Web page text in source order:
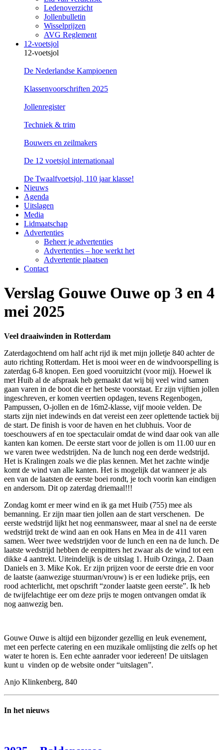
Ledenoverzicht
Jollenbulletin
Wisselprijzen
AVG Reglement
12-voetsjol
12-voetsjol
De Nederlandse Kampioenen
Klassenvoorschriften 2025
Jollenregister
Techniek & trim
Bouwers en zeilmakers
De 12 voetsjol internationaal
De Twaalfvoetsjol, 110 jaar klasse!
Nieuws
Agenda
Uitslagen
Media
Lidmaatschap
Advertenties
Beheer je advertenties
Advertenties – hoe werkt het
Advertentie plaatsen
Contact
Verslag Gouwe Ouwe op 3 en 4
mei 2025
Veel draaiwinden in Rotterdam
Zaterdagochtend om half acht rijd ik met mijn jolletje 840 achter de
auto richting Rotterdam. Het is mooi weer en de windvoorspelling is
zaterdag 6-8 knopen. Een goed vooruitzicht (voor mij). Hoewel ik
met Huib al de afspraak heb gemaakt dat wij bij veel wind samen
gaan varen in de boot die er het beste voorstaat. Er zijn vijftien jollen
ingeschreven, er komen veertien opdagen, tevens Regenbogen,
Pampussen, O-jollen en de 16m2-klasse, vijf mooie velden. De
starts zijn niet indewinds en dat vereist een zeer oplettende tactiek bij
de start. De finish is voor de haven en het clubhuis. Voor de
toeschouwers af en toe spectaculair omdat de wind daar ook van alle
kanten kan komen. De eerste start voor de jollen is om 11.00 uur en
we varen twee wedstrijden. Na de lunch nog een derde wedstrijd.
Het is Kralingen zoals we die plas kennen. Met het zachte windje
komt de wind van alle kanten. Het is mogelijk dat wanneer je als
een van de laatsten de eerste boei rondt, je toch voorin kan eindigen
en andersom. Dit op zaterdag driemaal!!!
Zondag komt er meer wind en ik ga met Huib (755) mee als
bemanning. Er zijn maar tien jollen aan de start verschenen. De
eerste wedstrijd lijkt het nog eenmansweer, maar al snel na de eerste
wedstrijd trekt de wind aan en ook Hans en Mea in de 411 varen
samen. Weer twee wedstrijden voor de lunch en een na de lunch. De
laatste wedstrijd hebben de eenpitters het zwaar als de wind tot een
dikke 4 aantrekt. Uiteindelijk is de uitslag 1. Huib Ozinga, 2. Daan
Daniels en 3. Mike Kok. Er zijn prijzen voor de eerste drie en voor
de laatste (aanwezige stuurman/vrouw) is er een ludieke prijs, een
rood achterlicht, met opschrift “zonder laatste geen eerste”. Ik heb
de twijfelachtige eer om deze prijs te mogen ontvangen omdat ik
nog aanwezig ben.
Gouwe Ouwe is altijd een bijzonder gezellig en leuk evenement,
met een perfecte catering en een muzikale omlijsting die zelfs op het
water te horen is. Een echte aanrader voor iedereen! De uitslagen
kunt u vinden op de website onder “uitslagen”.
Anjo Klinkenberg, 840
In het nieuws